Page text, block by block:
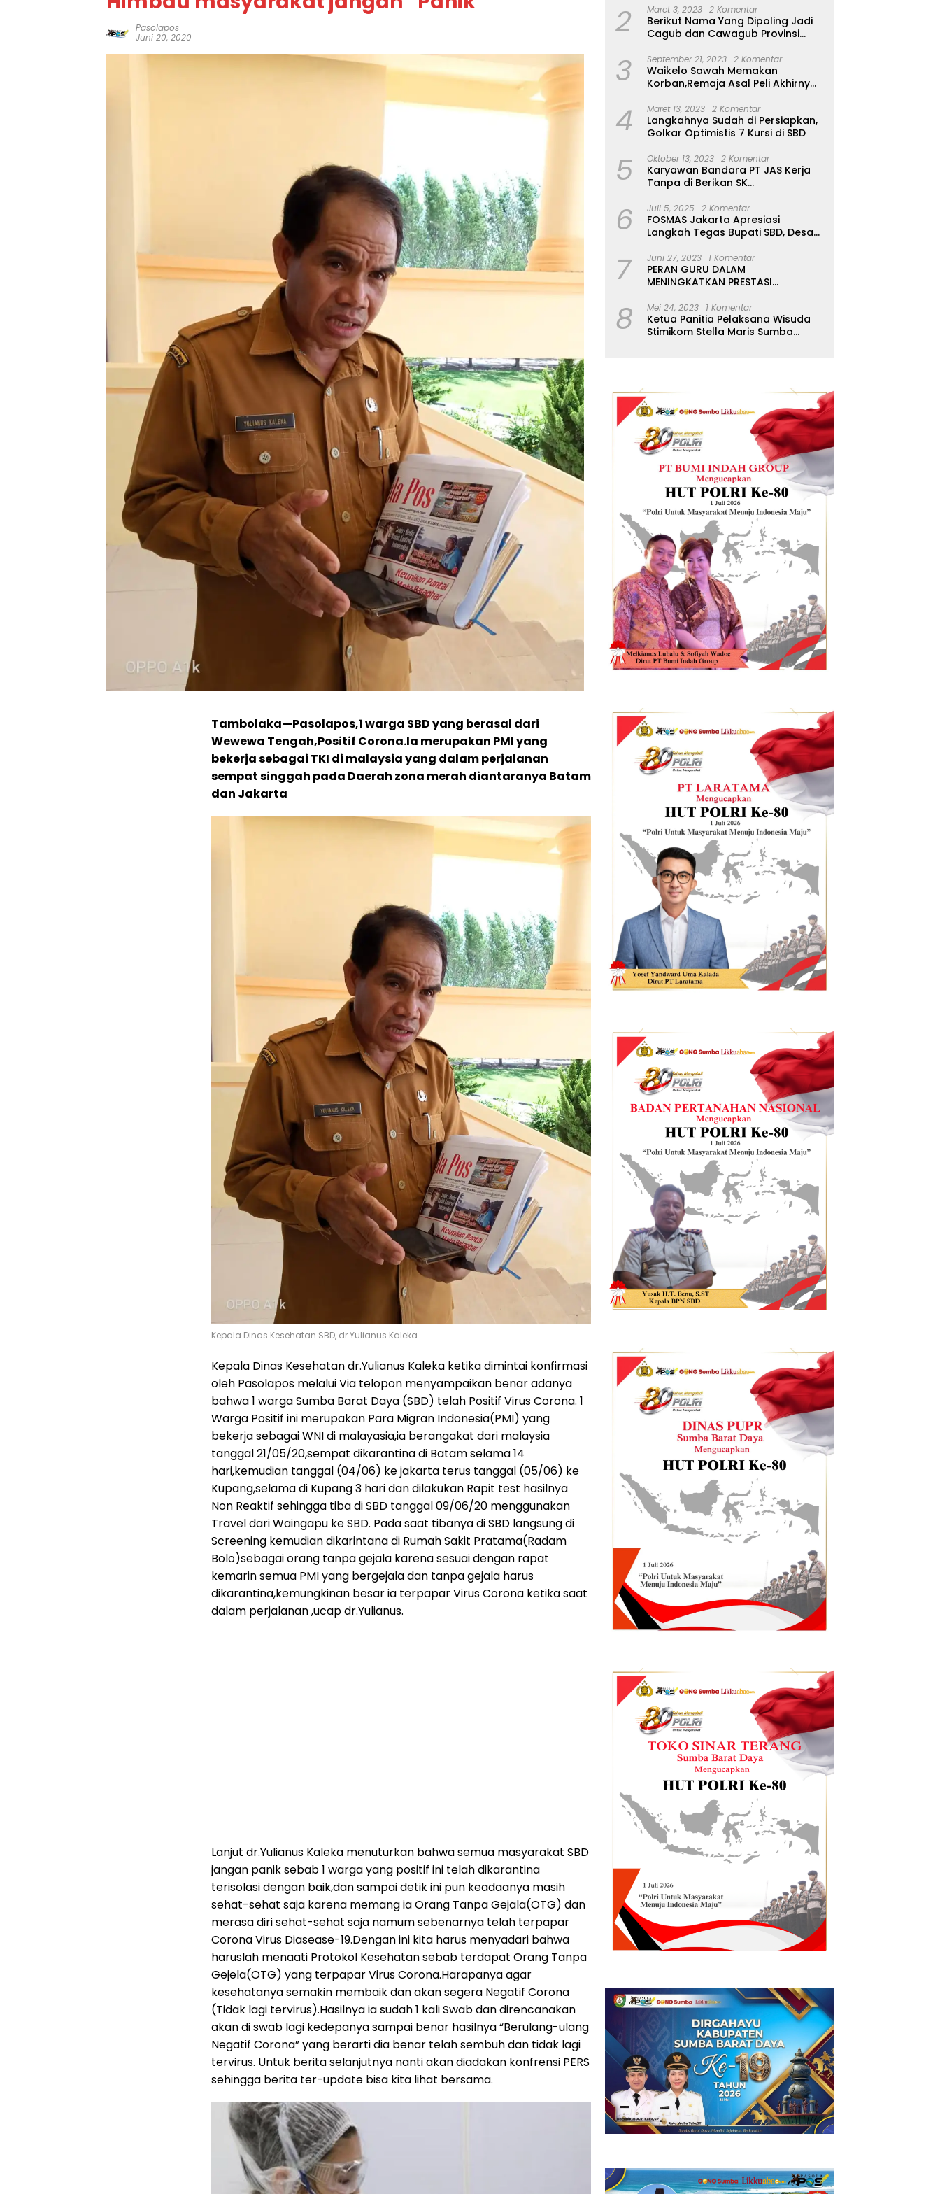
Pasolapos
Juni 20, 2020
Tambolaka—Pasolapos,1 warga SBD yang berasal dari
Wewewa Tengah,Positif Corona.Ia merupakan PMI yang
bekerja sebagai TKI di malaysia yang dalam perjalanan
sempat singgah pada Daerah zona merah diantaranya Batam
dan Jakarta
Kepala Dinas Kesehatan SBD, dr.Yulianus Kaleka.
Kepala Dinas Kesehatan dr.Yulianus Kaleka ketika dimintai konfirmasi
oleh Pasolapos melalui Via telopon menyampaikan benar adanya
bahwa 1 warga Sumba Barat Daya (SBD) telah Positif Virus Corona. 1
Warga Positif ini merupakan Para Migran Indonesia(PMI) yang
bekerja sebagai WNI di malayasia,ia berangakat dari malaysia
tanggal 21/05/20,sempat dikarantina di Batam selama 14
hari,kemudian tanggal (04/06) ke jakarta terus tanggal (05/06) ke
Kupang,selama di Kupang 3 hari dan dilakukan Rapit test hasilnya
Non Reaktif sehingga tiba di SBD tanggal 09/06/20 menggunakan
Travel dari Waingapu ke SBD. Pada saat tibanya di SBD langsung di
Screening kemudian dikarintana di Rumah Sakit Pratama(Radam
Bolo)sebagai orang tanpa gejala karena sesuai dengan rapat
kemarin semua PMI yang bergejala dan tanpa gejala harus
dikarantina,kemungkinan besar ia terpapar Virus Corona ketika saat
dalam perjalanan ,ucap dr.Yulianus.
Lanjut dr.Yulianus Kaleka menuturkan bahwa semua masyarakat SBD
jangan panik sebab 1 warga yang positif ini telah dikarantina
terisolasi dengan baik,dan sampai detik ini pun keadaanya masih
sehat-sehat saja karena memang ia Orang Tanpa Gejala(OTG) dan
merasa diri sehat-sehat saja namum sebenarnya telah terpapar
Corona Virus Diasease-19.Dengan ini kita harus menyadari bahwa
haruslah menaati Protokol Kesehatan sebab terdapat Orang Tanpa
Gejela(OTG) yang terpapar Virus Corona.Harapanya agar
kesehatanya semakin membaik dan akan segera Negatif Corona
(Tidak lagi tervirus).Hasilnya ia sudah 1 kali Swab dan direncanakan
akan di swab lagi kedepanya sampai benar hasilnya “Berulang-ulang
Negatif Corona” yang berarti dia benar telah sembuh dan tidak lagi
tervirus. Untuk berita selanjutnya nanti akan diadakan konfrensi PERS
sehingga berita ter-update bisa kita lihat bersama.
2 Maret 3, 2023 2 Komentar
Berikut Nama Yang Dipoling Jadi
Cagub dan Cawagub Provinsi
3 September 21, 2023 2 Komentar
Waikelo Sawah Memakan
Korban,Remaja Asal Peli Akhirnya
4 Maret 13, 2023 2 Komentar
Langkahnya Sudah di Persiapkan,
Golkar Optimistis 7 Kursi di SBD
5 Oktober 13, 2023 2 Komentar
Karyawan Bandara PT JAS Kerja
Tanpa di Berikan SK
Tangan Tanpa di Bacakan Isinya
6 Juli 5, 2025 2 Komentar
FOSMAS Jakarta Apresiasi
Langkah Tegas Bupati SBD, Desak
7 Juni 27, 2023 1 Komentar
PERAN GURU DALAM
MENINGKATKAN PRESTASI
8 Mei 24, 2023 1 Komentar
Ketua Panitia Pelaksana Wisuda
Stimikom Stella Maris Sumba